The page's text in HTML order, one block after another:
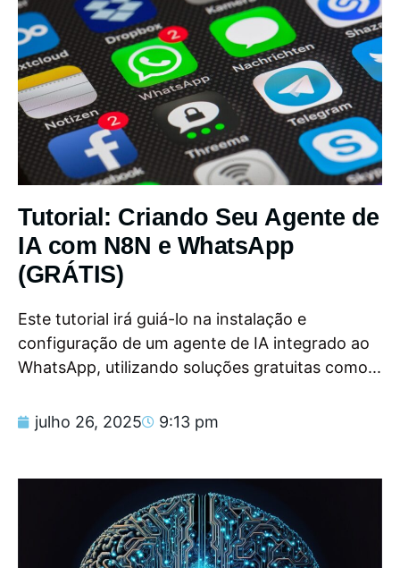
Tutorial: Criando Seu Agente de
IA com N8N e WhatsApp
(GRÁTIS)
Este tutorial irá guiá-lo na instalação e
configuração de um agente de IA integrado ao
WhatsApp, utilizando soluções gratuitas como...
julho 26, 2025 9:13 pm